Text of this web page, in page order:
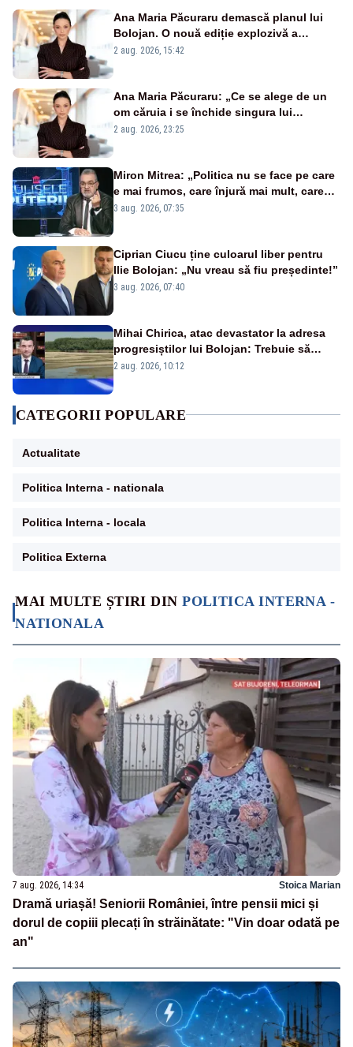
MAI MULTE ȘTIRI DINPOLITICA INTERNA -
NATIONALA
7 aug. 2026, 14:34 Stoica Marian
Dramă uriașă! Seniorii României, între pensii mici și
dorul de copiii plecați în străinătate: "Vin doar odată pe
an"
Ana Maria Păcuraru demască planul lui
Bolojan. O nouă ediție explozivă a
emisiunii „Miza Zilei” la Realitatea PLUS
2 aug. 2026, 15:42
Ana Maria Păcuraru: „Ce se alege de un
om căruia i se închide singura lui
portiță?”
2 aug. 2026, 23:25
Miron Mitrea: „Politica nu se face pe care
e mai frumos, care înjură mai mult, care
țipă mai tare, ci pe proiecte”
3 aug. 2026, 07:35
Ciprian Ciucu ține culoarul liber pentru
Ilie Bolojan: „Nu vreau să fiu președinte!”
3 aug. 2026, 07:40
Mihai Chirica, atac devastator la adresa
progresiștilor lui Bolojan: Trebuie să
protejăm și natura, dar nu șținem omaneii
2 aug. 2026, 10:12
CATEGORII POPULARE
Actualitate
Politica Interna - nationala
Politica Interna - locala
Politica Externa